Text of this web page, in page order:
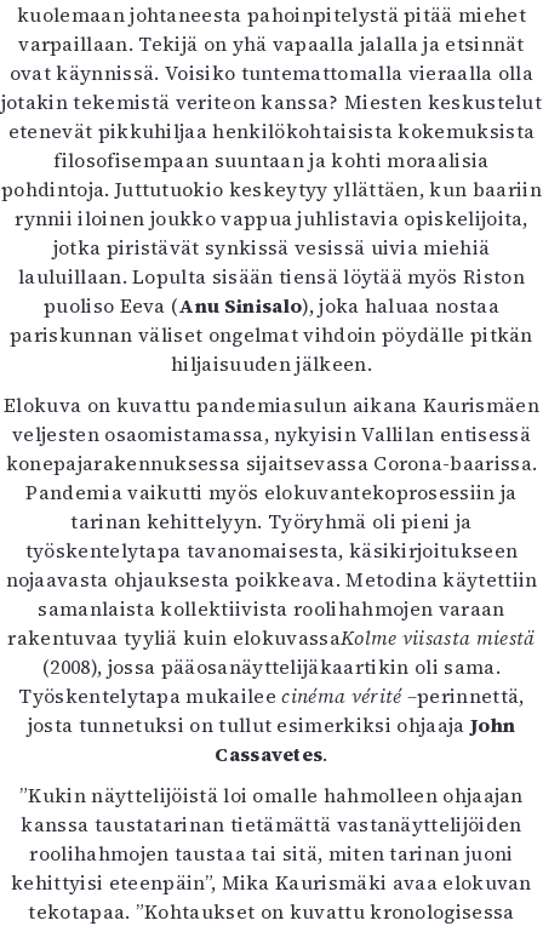
kuolemaan johtaneesta pahoinpitelystä pitää miehet
varpaillaan. Tekijä on yhä vapaalla jalalla ja etsinnät
ovat käynnissä. Voisiko tuntemattomalla vieraalla olla
jotakin tekemistä veriteon kanssa? Miesten keskustelut
etenevät pikkuhiljaa henkilökohtaisista kokemuksista
filosofisempaan suuntaan ja kohti moraalisia
pohdintoja. Juttutuokio keskeytyy yllättäen, kun baariin
rynnii iloinen joukko vappua juhlistavia opiskelijoita,
jotka piristävät synkissä vesissä uivia miehiä
lauluillaan. Lopulta sisään tiensä löytää myös Riston
puoliso Eeva (Anu Sinisalo), joka haluaa nostaa
pariskunnan väliset ongelmat vihdoin pöydälle pitkän
hiljaisuuden jälkeen.
Elokuva on kuvattu pandemiasulun aikana Kaurismäen
veljesten osaomistamassa, nykyisin Vallilan entisessä
konepajarakennuksessa sijaitsevassa Corona-baarissa.
Pandemia vaikutti myös elokuvantekoprosessiin ja
tarinan kehittelyyn. Työryhmä oli pieni ja
työskentelytapa tavanomaisesta, käsikirjoitukseen
nojaavasta ohjauksesta poikkeava. Metodina käytettiin
samanlaista kollektiivista roolihahmojen varaan
rakentuvaa tyyliä kuin elokuvassaKolme viisasta miestä
(2008), jossa pääosanäyttelijäkaartikin oli sama.
Työskentelytapa mukaileecinéma vérité –perinnettä,
josta tunnetuksi on tullut esimerkiksi ohjaaja John
Cassavetes.
”Kukin näyttelijöistä loi omalle hahmolleen ohjaajan
kanssa taustatarinan tietämättä vastanäyttelijöiden
roolihahmojen taustaa tai sitä, miten tarinan juoni
kehittyisi eteenpäin”, Mika Kaurismäki avaa elokuvan
tekotapaa. ”Kohtaukset on kuvattu kronologisessa